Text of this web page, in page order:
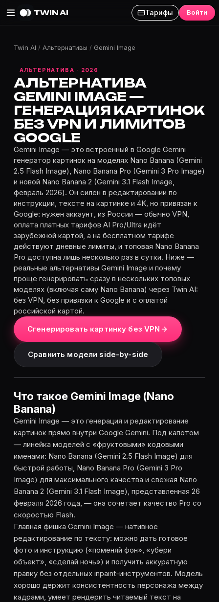
TWIN AI Тарифы Войти
Twin AI / Альтернативы / Gemini Image
АЛЬТЕРНАТИВА · 2026
АЛЬТЕРНАТИВА
GEMINI IMAGE —
ГЕНЕРАЦИЯ КАРТИНОК
БЕЗ VPN И ЛИМИТОВ
GOOGLE
Gemini Image — это встроенный в Google Gemini
генератор картинок на моделях Nano Banana (Gemini
2.5 Flash Image), Nano Banana Pro (Gemini 3 Pro Image)
и новой Nano Banana 2 (Gemini 3.1 Flash Image,
февраль 2026). Он силён в редактировании по
инструкции, тексте на картинке и 4K, но привязан к
Google: нужен аккаунт, из России — обычно VPN,
оплата платных тарифов AI Pro/Ultra идёт
зарубежной картой, а на бесплатном тарифе
действуют дневные лимиты, и топовая Nano Banana
Pro доступна лишь несколько раз в сутки. Ниже —
реальные альтернативы Gemini Image и почему
проще генерировать сразу в нескольких топовых
моделях (включая саму Nano Banana) через Twin AI:
без VPN, без привязки к Google и с оплатой
российской картой.
Сгенерировать картинку без VPN
Сравнить модели side-by-side
Что такое Gemini Image (Nano
Banana)
Gemini Image — это генерация и редактирование
картинок прямо внутри Google Gemini. Под капотом
— линейка моделей с «фруктовыми» кодовыми
именами: Nano Banana (Gemini 2.5 Flash Image) для
быстрой работы, Nano Banana Pro (Gemini 3 Pro
Image) для максимального качества и свежая Nano
Banana 2 (Gemini 3.1 Flash Image), представленная 26
февраля 2026 года, — она сочетает качество Pro со
скоростью Flash.
Главная фишка Gemini Image — нативное
редактирование по тексту: можно дать готовое
фото и инструкцию («поменяй фон», «убери
объект», «сделай ночь») и получить аккуратную
правку без отдельных inpaint-инструментов. Модель
хорошо держит консистентность персонажа между
кадрами, умеет рендерить читаемый текст на